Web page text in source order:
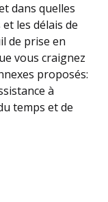
dans quelles
les délais de
de prise en
vous craignez
proposés:
à
temps et de